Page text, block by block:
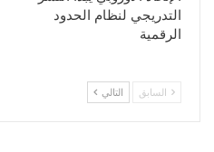
التدريجي لنظام الحدود
الرقمية
السابق التالي